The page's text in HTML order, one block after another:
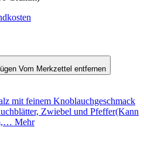
Vom Merkzettel entfernen
mit feinem Knoblauchgeschmack
Zwiebel und Pfeffer(Kann
Mehr